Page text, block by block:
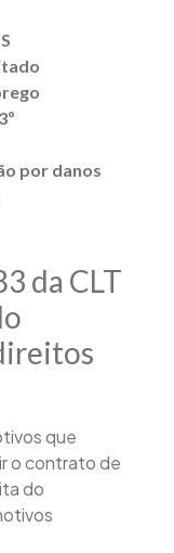
por danos
da CLT
que
o contrato de
do